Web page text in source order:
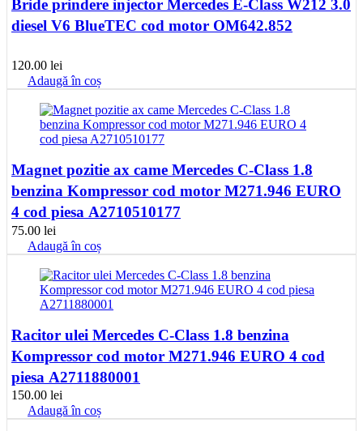
Bride prindere injector Mercedes E-Class W212 3.0
diesel V6 BlueTEC cod motor OM642.852
120.00 lei
Adaugă în coș
Magnet pozitie ax came Mercedes C-Class 1.8
benzina Kompressor cod motor M271.946 EURO
4 cod piesa A2710510177
75.00 lei
Adaugă în coș
Racitor ulei Mercedes C-Class 1.8 benzina
Kompressor cod motor M271.946 EURO 4 cod
piesa A2711880001
150.00 lei
Adaugă în coș